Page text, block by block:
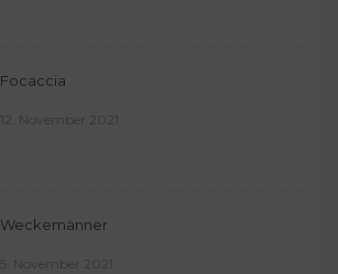
Focaccia
12. November 2021
Weckemänner
5. November 2021